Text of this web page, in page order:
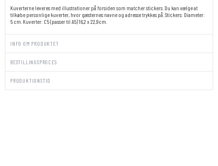
Kuverterne leveres med illustrationer på forsiden som matcher stickers. Du kan vælge at
tilkøbe personlige kuverter, hvor gæsternes navne og adresse trykkes på. Stickers: Diameter:
5 cm. Kuverter: C5 (passer til A5) 16,2 x 22,9cm.
INFO OM PRODUKTET
BESTILLINGSPROCES
PRODUKTIONSTID